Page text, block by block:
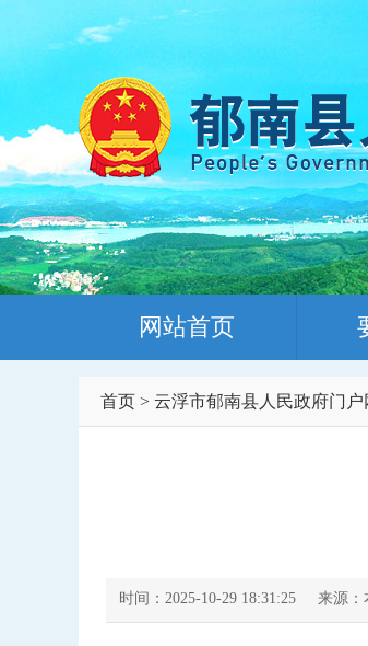
网站首页
首页 > 云浮市郁南县人民政府门户
时间：2025-10-29 18:31:25 来源：